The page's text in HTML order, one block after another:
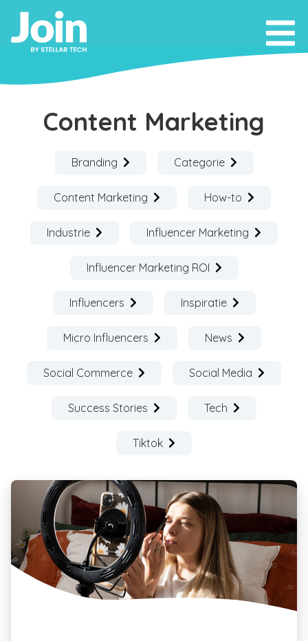
Content Marketing
Branding Categorie
Content Marketing How-to
Industrie Influencer Marketing
Influencer Marketing ROI
Influencers Inspiratie
Micro Influencers News
Social Commerce Social Media
Success Stories Tech
Tiktok